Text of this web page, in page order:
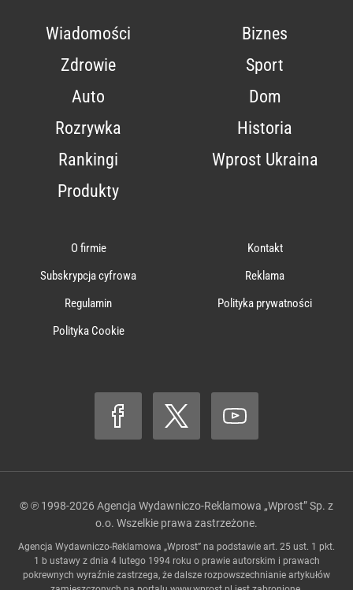
Wiadomości
Biznes
Zdrowie
Sport
Auto
Dom
Rozrywka
Historia
Rankingi
Wprost Ukraina
Produkty
O firmie
Kontakt
Subskrypcja cyfrowa
Reklama
Regulamin
Polityka prywatności
Polityka Cookie
© ℗ 1998-2026 Agencja Wydawniczo-Reklamowa „Wprost” Sp. z
o.o. Wszelkie prawa zastrzeżone.
Agencja Wydawniczo-Reklamowa „Wprost” na podstawie art. 25 ust. 1 pkt.
1 b ustawy z dnia 4 lutego 1994 roku o prawie autorskim i prawach
pokrewnych wyraźnie zastrzega, że dalsze rozpowszechnianie artykułów